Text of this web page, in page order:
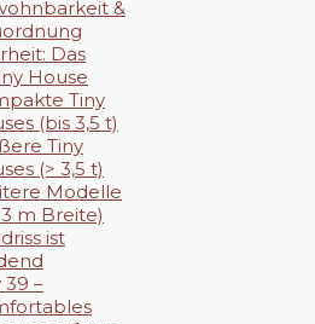
&
Das
House
Tiny
(bis 3,5 t)
Tiny
(> 3,5 t)
Modelle
3 m Breite)
ist
39 –